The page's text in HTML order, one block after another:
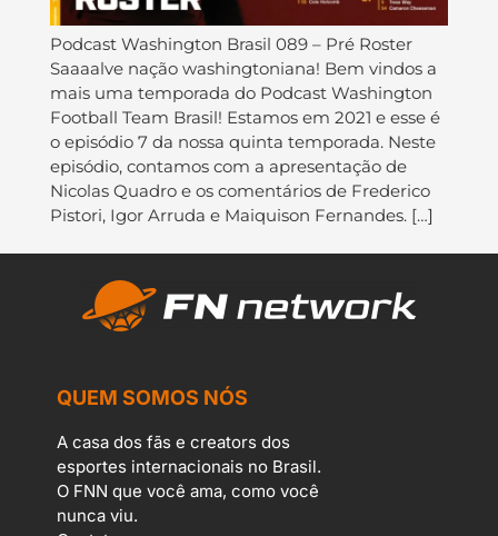
Podcast Washington Brasil 089 – Pré Roster
Saaaalve nação washingtoniana! Bem vindos a
mais uma temporada do Podcast Washington
Football Team Brasil! Estamos em 2021 e esse é
o episódio 7 da nossa quinta temporada. Neste
episódio, contamos com a apresentação de
Nicolas Quadro e os comentários de Frederico
Pistori, Igor Arruda e Maiquison Fernandes. […]
QUEM SOMOS NÓS
A casa dos fãs e creators dos
esportes internacionais no Brasil.
O FNN que você ama, como você
nunca viu.